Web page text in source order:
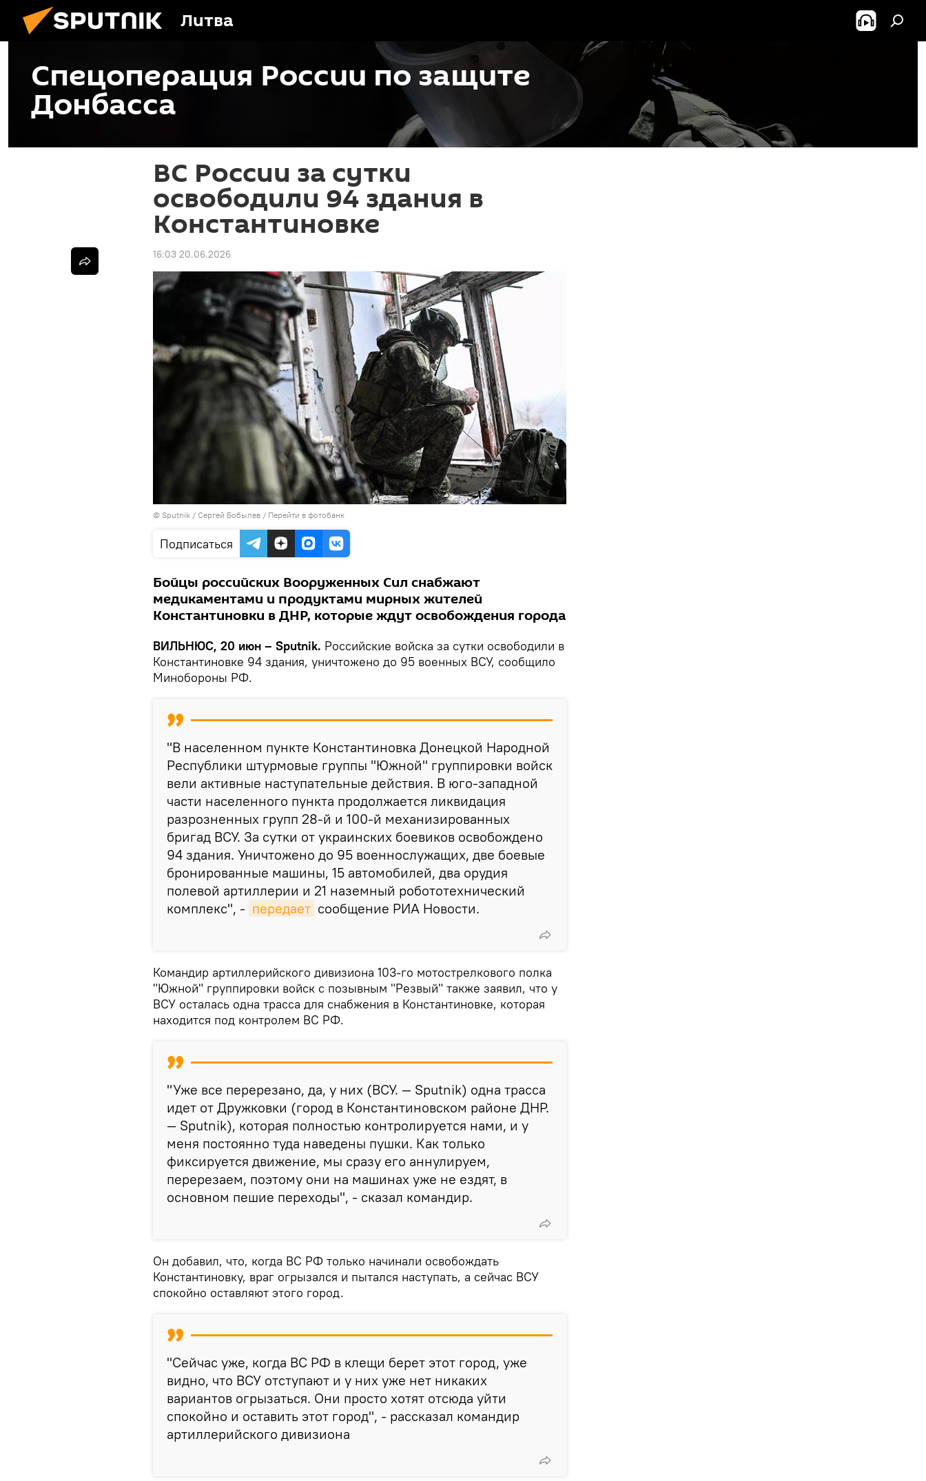
Литва
Спецоперация России по защите
Донбасса
ВС России за сутки
освободили 94 здания в
Константиновке
16:03 20.06.2026
© Sputnik / Сергей Бобылев / Перейти в фотобанк
Подписаться
Бойцы российских Вооруженных Сил снабжают
медикаментами и продуктами мирных жителей
Константиновки в ДНР, которые ждут освобождения города
ВИЛЬНЮС, 20 июн – Sputnik. Российские войска за сутки освободили в
Константиновке 94 здания, уничтожено до 95 военных ВСУ, сообщило
Минобороны РФ.
"В населенном пункте Константиновка Донецкой Народной
Республики штурмовые группы "Южной" группировки войск
вели активные наступательные действия. В юго-западной
части населенного пункта продолжается ликвидация
разрозненных групп 28-й и 100-й механизированных
бригад ВСУ. За сутки от украинских боевиков освобождено
94 здания. Уничтожено до 95 военнослужащих, две боевые
бронированные машины, 15 автомобилей, два орудия
полевой артиллерии и 21 наземный робототехнический
комплекс", - передает сообщение РИА Новости.
Командир артиллерийского дивизиона 103-го мотострелкового полка
"Южной" группировки войск с позывным "Резвый" также заявил, что у
ВСУ осталась одна трасса для снабжения в Константиновке, которая
находится под контролем ВС РФ.
"Уже все перерезано, да, у них (ВСУ. — Sputnik) одна трасса
идет от Дружковки (город в Константиновском районе ДНР.
— Sputnik), которая полностью контролируется нами, и у
меня постоянно туда наведены пушки. Как только
фиксируется движение, мы сразу его аннулируем,
перерезаем, поэтому они на машинах уже не ездят, в
основном пешие переходы", - сказал командир.
Он добавил, что, когда ВС РФ только начинали освобождать
Константиновку, враг огрызался и пытался наступать, а сейчас ВСУ
спокойно оставляют этого город.
"Сейчас уже, когда ВС РФ в клещи берет этот город, уже
видно, что ВСУ отступают и у них уже нет никаких
вариантов огрызаться. Они просто хотят отсюда уйти
спокойно и оставить этот город", - рассказал командир
артиллерийского дивизиона